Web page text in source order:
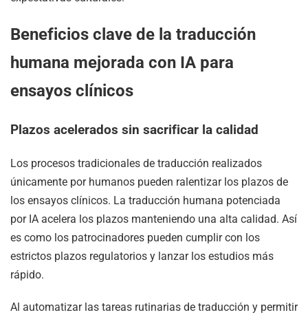
Beneficios clave de la traducción
humana mejorada con IA para
ensayos clínicos
Plazos acelerados sin sacrificar la calidad
Los procesos tradicionales de traducción realizados
únicamente por humanos pueden ralentizar los plazos de
los ensayos clínicos. La traducción humana potenciada
por IA acelera los plazos manteniendo una alta calidad. Así
es como los patrocinadores pueden cumplir con los
estrictos plazos regulatorios y lanzar los estudios más
rápido.
Al automatizar las tareas rutinarias de traducción y permitir